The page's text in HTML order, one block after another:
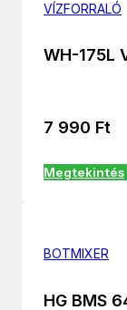
VÍZFORRALÓ
WH-175L
7 990 Ft
Megtekintés
BOTMIXER
HG BMS